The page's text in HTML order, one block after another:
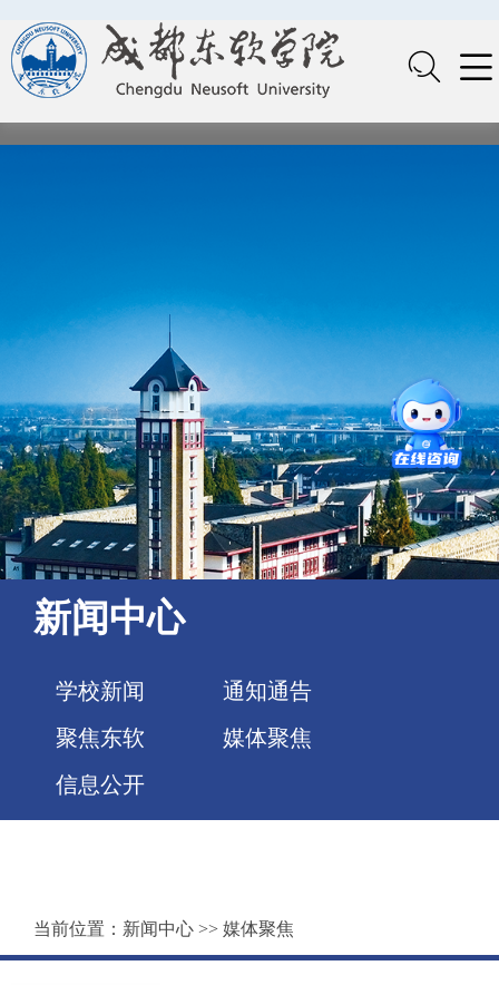
新闻中心
学校新闻
通知通告
聚焦东软
媒体聚焦
信息公开
当前位置： 新闻中心 >> 媒体聚焦